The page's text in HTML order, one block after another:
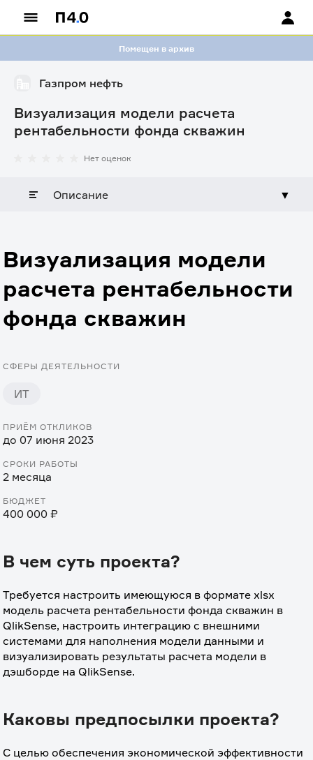
Помещен в архив
Газпром нефть
Визуализация модели расчета
рентабельности фонда скважин
Нет оценок
Описание ▼
Визуализация модели
расчета рентабельности
фонда скважин
СФЕРЫ ДЕЯТЕЛЬНОСТИ
ИТ
ПРИЁМ ОТКЛИКОВ
до 07 июня 2023
СРОКИ РАБОТЫ
2 месяца
БЮДЖЕТ
400 000 ₽
В чем суть проекта?
Требуется настроить имеющуюся в формате xlsx
модель расчета рентабельности фонда скважин в
QlikSense, настроить интеграцию с внешними
системами для наполнения модели данными и
визуализировать результаты расчета модели в
дэшборде на QlikSense.
Каковы предпосылки проекта?
С целью обеспечения экономической эффективности